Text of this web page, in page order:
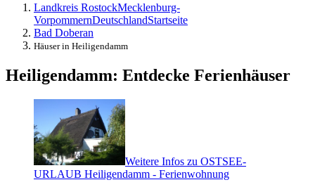
Landkreis RostockMecklenburg-
VorpommernDeutschlandStartseite
Bad Doberan
Häuser in Heiligendamm
Heiligendamm: Entdecke Ferienhäuser
Weitere Infos zu OSTSEE-
URLAUB Heiligendamm - Ferienwohnung